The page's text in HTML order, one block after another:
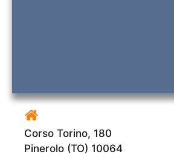
Corso Torino, 180
Pinerolo (TO) 10064